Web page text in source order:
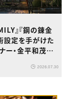
』『鋼の錬金
設定を手がけた
ー・金平和茂氏
2026.07.30